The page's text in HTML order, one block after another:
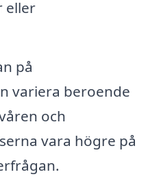
eller
på
variera beroende
och
vara högre på